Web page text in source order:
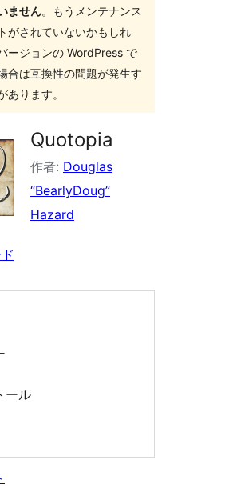
ません。もうメンテナンス
がされていないかもしれ
ージョンの WordPress で
合は互換性の問題が発生す
あります。
Quotopia
作者: Douglas
“BearlyDoug”
Hazard
ール